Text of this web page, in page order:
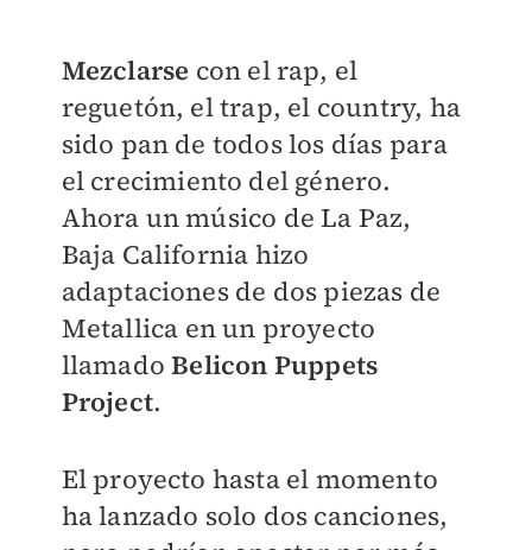
Mezclarse con el rap, el
reguetón, el trap, el country, ha
sido pan de todos los días para
el crecimiento del género.
Ahora un músico de La Paz,
Baja California hizo
adaptaciones de dos piezas de
Metallica en un proyecto
llamadoBelicon Puppets
Project.
El proyecto hasta el momento
ha lanzado solo dos canciones,